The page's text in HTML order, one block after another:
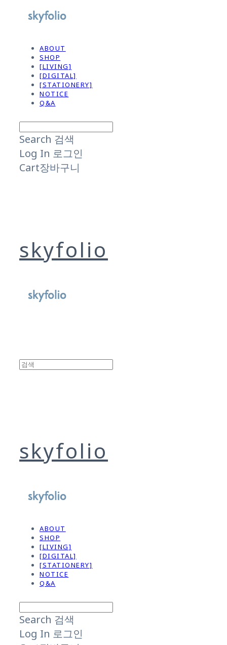
ABOUT
SHOP
[LIVING]
[DIGITAL]
[STATIONERY]
NOTICE
Q&A
Search 검색
Log In 로그인
Cart장바구니
skyfolio
skyfolio
ABOUT
SHOP
[LIVING]
[DIGITAL]
[STATIONERY]
NOTICE
Q&A
Search 검색
Log In 로그인